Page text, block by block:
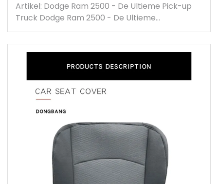
Artikel: Dodge Ram 2500 - De Ultieme Pick-up
Truck Dodge Ram 2500 - De Ultieme…